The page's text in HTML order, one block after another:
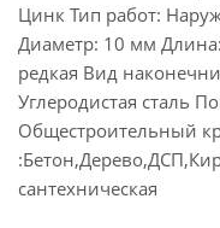
Цинк Тип работ:
Диаметр: 10 мм
редкая Вид
Углеродистая сталь
Общестроительный
сантехническая